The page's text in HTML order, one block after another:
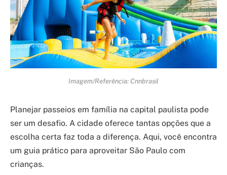
Imagem/Referência: Cnnbrasil
Planejar passeios em família na capital paulista pode
ser um desafio. A cidade oferece tantas opções que a
escolha certa faz toda a diferença. Aqui, você encontra
um guia prático para aproveitar São Paulo com
crianças.